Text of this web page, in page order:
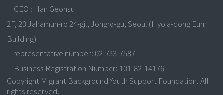
CEO : Han Geonsu
2F, 20 Jahamun-ro 24-gil, Jongro-gu, Seoul (Hyoja-dong Eum
Building)
representative number: 02-733-7587
Business Registration Number: 101-82-14176
Copyright Migrant Background Youth Support Foundation. All
rights reserved.